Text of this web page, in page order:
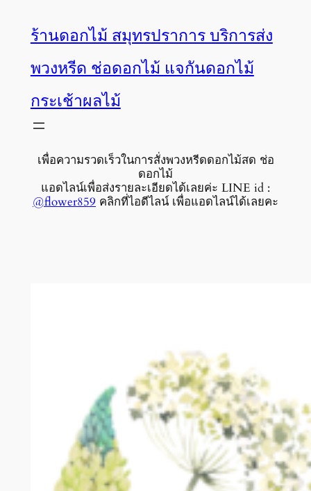
เนื้อหา
ร้านดอกไม้ สมุทรปราการ บริการส่ง
พวงหรีด ช่อดอกไม้ แจกันดอกไม้
กระเช้าผลไม้
เพื่อความรวดเร็วในการสั่งพวงหรีดดอกไม้สด ช่อ
ดอกไม้
แอดไลน์เพื่อส่งรายละเอียดได้เลยค่ะ LINE id :
@flower859 คลิกที่ไอดีไลน์ เพื่อแอดไลน์ได้เลยคะ